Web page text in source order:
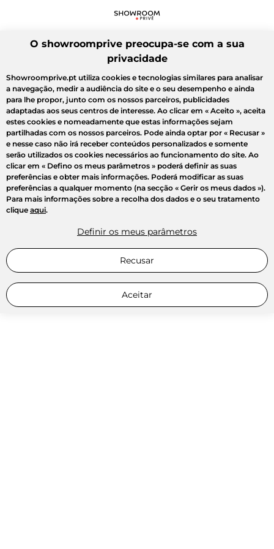
O showroomprive preocupa-se com a sua
privacidade
Showroomprive.pt utiliza cookies e tecnologias similares para analisar
a navegação, medir a audiência do site e o seu desempenho e ainda
para lhe propor, junto com os nossos parceiros, publicidades
adaptadas aos seus centros de interesse. Ao clicar em « Aceito », aceita
estes cookies e nomeadamente que estas informações sejam
partilhadas com os nossos parceiros. Pode ainda optar por « Recusar »
e nesse caso não irá receber conteúdos personalizados e somente
serão utilizados os cookies necessários ao funcionamento do site. Ao
clicar em « Defino os meus parâmetros » poderá definir as suas
preferências e obter mais informações. Poderá modificar as suas
preferências a qualquer momento (na secção « Gerir os meus dados »).
Para mais informações sobre a recolha dos dados e o seu tratamento
clique aqui.
Definir os meus parâmetros
Recusar
Aceitar